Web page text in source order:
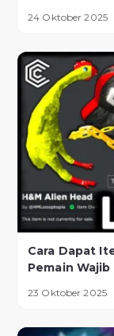
24 Oktober 2025
Cara Dapat
Pemain Wajib
23 Oktober 2025